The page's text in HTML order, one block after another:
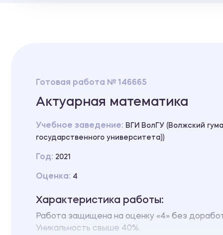
Готовая работа № 146665
Актуарная математика
Учебное заведение: ВГИ ВолГУ (Волжский
государственного университета))
Год: 2021
Оценка: 4
Характеристика работы:
Работа защищена на оценку «4» без
Уникальность свыше 40%.